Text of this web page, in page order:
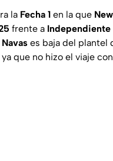
la Fecha 1 en la que
frente a Independiente
es baja del plantel
ya que no hizo el viaje